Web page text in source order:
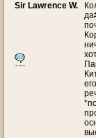
Sir Lawrence W.